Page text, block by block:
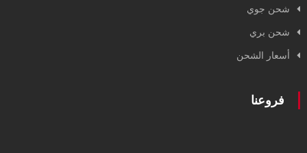
شحن جوي
شحن بري
أسعار الشحن
فروعنا